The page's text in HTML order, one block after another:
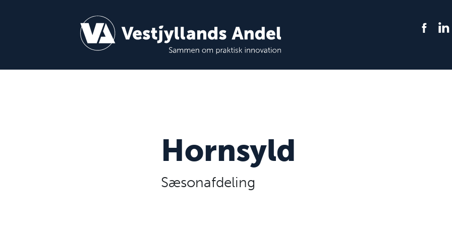
Hornsyld
Sæsonafdeling